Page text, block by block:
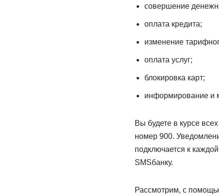
совершение
оплата кредита;
изменение
оплата услуг;
блокировка карт;
информирование и
Вы будете в курсе
номер 900.
подключается к
SMSбанку.
Рассмотрим, с